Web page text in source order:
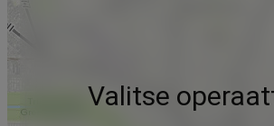
Valitse